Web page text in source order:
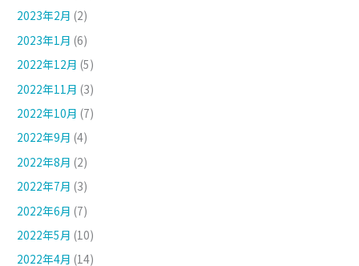
2023年2月 (2)
2023年1月 (6)
2022年12月 (5)
2022年11月 (3)
2022年10月 (7)
2022年9月 (4)
2022年8月 (2)
2022年7月 (3)
2022年6月 (7)
2022年5月 (10)
2022年4月 (14)